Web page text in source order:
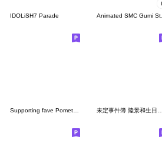
IDOLiSH7 Parade